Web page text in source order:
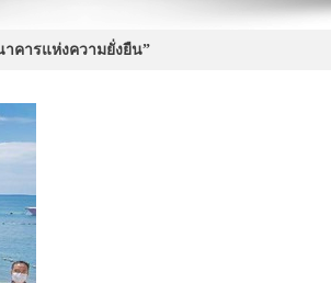
คารแห่งความยั่งยืน”